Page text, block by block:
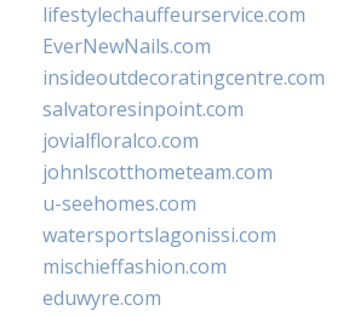
lifestylechauffeurservice.com
EverNewNails.com
insideoutdecoratingcentre.com
salvatoresinpoint.com
jovialfloralco.com
johnlscotthometeam.com
u-seehomes.com
watersportslagonissi.com
mischieffashion.com
eduwyre.com